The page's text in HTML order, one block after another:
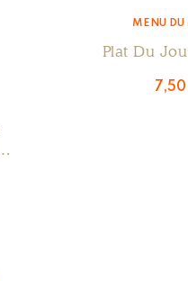
MENU DU
Plat Du
7,50